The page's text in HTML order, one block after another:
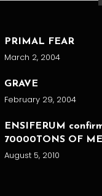
PRIMAL FEAR
March 2, 2004
GRAVE
February 29, 2004
ENSIFERUM
70000TONS OF
August 5, 2010